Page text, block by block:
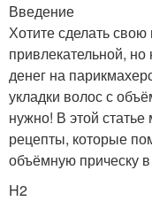
Введение
Хотите сделать
привлекательной, но
денег на
укладки волос с
нужно! В этой
рецепты, которые
объёмную прическу
H2